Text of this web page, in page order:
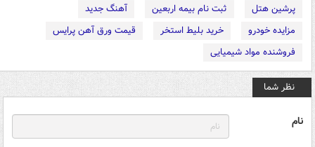
پرشین هتل
ثبت نام بیمه اربعین
آهنگ جدید
مزایده خودرو
خرید بلیط استخر
قیمت ورق آهن پرایس
فروشنده مواد شیمیایی
نظر شما
نام